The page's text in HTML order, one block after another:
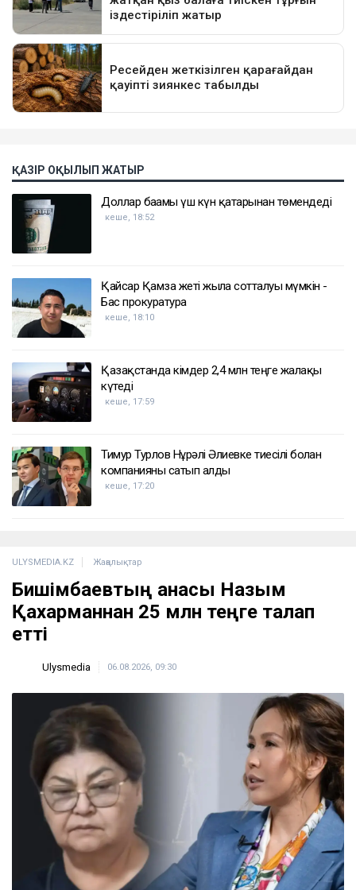
ҚАЗІР ОҚЫЛЫП ЖАТЫР
Доллар бағамы үш күн қатарынан төмендеді
кеше, 18:52
Қайсар Қамза жеті жылға сотталуы мүмкін -
Бас прокуратура
кеше, 18:10
Қазақстанда кімдер 2,4 млн теңге жалақы
күтеді
кеше, 17:59
Тимур Турлов Нұрәлі Әлиевке тиесілі болған
компанияны сатып алды
кеше, 17:20
ULYSMEDIA.KZ Жаңалықтар
Бишімбаевтың анасы Назым
Қахарманнан 25 млн теңге талап
етті
Ulysmedia 06.08.2026, 09:30